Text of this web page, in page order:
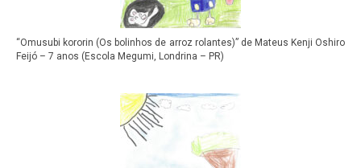
“Omusubi kororin (Os bolinhos de arroz rolantes)” de Mateus Kenji Oshiro
Feijó – 7 anos (Escola Megumi, Londrina – PR)